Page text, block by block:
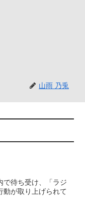
山雨 乃兎
で待ち受け、「ラジ
動が取り上げられて